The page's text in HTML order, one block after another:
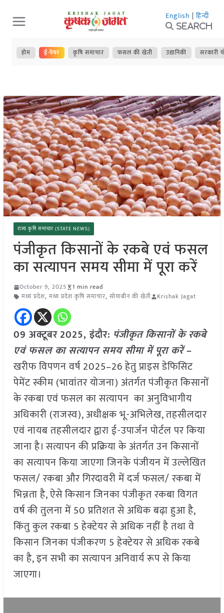
Skip
to
content
English | हिन्दी
Search
होम ई-पेपर कृषि समाचार फसल की खेती उद्यानिकी सरकारी
राज्य कृषि समाचार (STATE NEWS)
पंजीकृत किसानों के रकबे एवं फसल
का सत्यापन समय सीमा में पूरा करें
October 9, 2025
1 min read
मध्य प्रदेश, मध्य प्रदेश कृषि समाचार, सोयाबीन की खेती Krishak Jagat
09 अक्टूबर2025,इंदौर: पंजीकृत किसानों के रकबे
एवं फसल का सत्यापन समय सीमा में पूरा करें–
खरीफ विपणन वर्ष 2025–26 हेतु प्राइस डेफिसिट
पेमेंट स्कीम (भावांतर योजना) अंतर्गत पंजीकृत किसानों
के रकबा एवं फसल का सत्यापन का अनुविभागीय
अधिकारी (राजस्व), अधीक्षक भू-अभिलेख, तहसीलदार
एवं नायब तहसीलदार द्वारा ई-उपार्जन पोर्टल पर किया
जाना है। सत्यापन की प्रक्रिया के अंतर्गत उन किसानों
का सत्यापन किया जाएगा जिनके पंजीयन में उल्लेखित
फसल/ रकबा और गिरदावरी में दर्ज फसल/ रकबा में
भिन्नता है, ऐसे किसान जिनका पंजीकृत रकबा विगत
वर्ष की तुलना में 50 प्रतिशत से अधिक बढ़ा हुआ है,
किंतु कुल रकबा 5 हेक्टेयर से अधिक नहीं है तथा वे
किसान जिनका पंजीकरण 5 हेक्टेयर से अधिक रकबे
का है, इन सभी का सत्यापन अनिवार्य रूप से किया
जाएगा।